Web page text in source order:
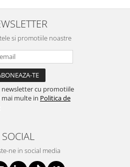
si promotiile noastre
newsletter cu promotiile
mai multe in Politica de
SOCIAL
ne in social media